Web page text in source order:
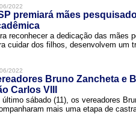
2022
premiará mães
reconhecer a dedicação das mães
cuidar dos filhos, desenvolvem um
2022
Bruno Zancheta e
Carlos VIII
último sábado (11), os vereadores
mais uma etapa de